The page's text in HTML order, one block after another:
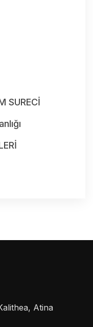
SURECİ
Atina